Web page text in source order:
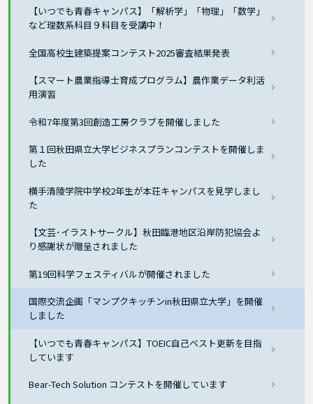
【いつでも青春キャンパス】「解析学」「物理」「数学」
など理数系科目９科目を受講中！
全国高校生建築提案コンテスト2025審査結果発表
【スマート農業指導士育成プログラム】農作業データ利活
用演習
令和7年度第3回創造工房クラブを開催しました
第１回秋田県立大学ビジネスプランコンテストを開催しま
した
横手清陵学院中学校2年生が本荘キャンパスを見学しまし
た
【文芸･イラストサークル】秋田臨港地区沿岸防犯協会よ
り感謝状が贈呈されました
第19回科学フェスティバルが開催されました
国際交流企画「マンプクキッチンin秋田県立大学」を開催
しました
【いつでも青春キャンパス】TOEIC自己ベスト更新を目指
しています
Bear-Tech Solution コンテストを開催しています